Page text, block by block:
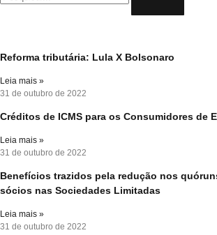
Reforma tributária: Lula X Bolsonaro
Leia mais »
31 de outubro de 2022
Créditos de ICMS para os Consumidores de
Leia mais »
31 de outubro de 2022
Benefícios trazidos pela redução nos
sócios nas Sociedades Limitadas
Leia mais »
31 de outubro de 2022